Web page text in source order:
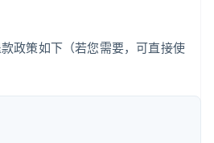
政策如下（若您需要，可直接使